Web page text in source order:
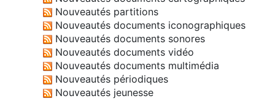
Nouveautés partitions
Nouveautés documents iconographiques
Nouveautés documents sonores
Nouveautés documents vidéo
Nouveautés documents multimédia
Nouveautés périodiques
Nouveautés jeunesse